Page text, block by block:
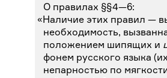
О правилах §§4—6:
«Наличие этих правил —
необходимость,
положением шипящих и
фонем русского языка (их
непарностью по